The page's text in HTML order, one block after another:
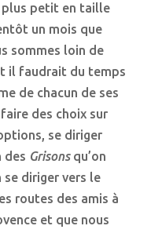
plus petit en taille
un mois que
sommes loin de
il faudrait du temps
de chacun de ses
des choix sur
se diriger
des Grisonsqu’on
diriger vers le
routes des amis à
et que nous